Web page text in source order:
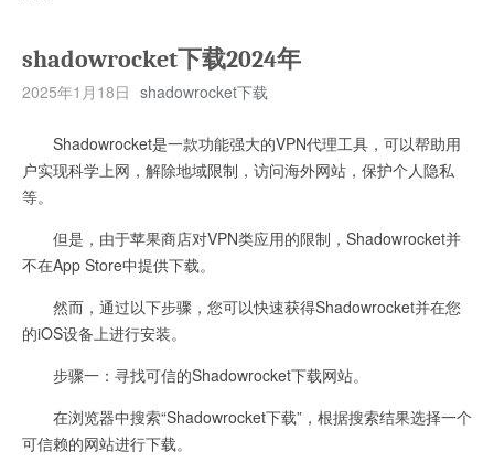
shadowrocket下载2024年
2025年1月18日 shadowrocket下载
Shadowrocket是一款功能强大的VPN代理工具，可以帮助用
户实现科学上网，解除地域限制，访问海外网站，保护个人隐私
等。
但是，由于苹果商店对VPN类应用的限制，Shadowrocket并
不在App Store中提供下载。
然而，通过以下步骤，您可以快速获得Shadowrocket并在您
的iOS设备上进行安装。
步骤一：寻找可信的Shadowrocket下载网站。
在浏览器中搜索“Shadowrocket下载”，根据搜索结果选择一个
可信赖的网站进行下载。